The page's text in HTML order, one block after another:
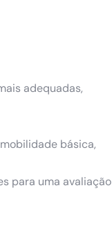
adequadas,
básica,
para uma avaliação